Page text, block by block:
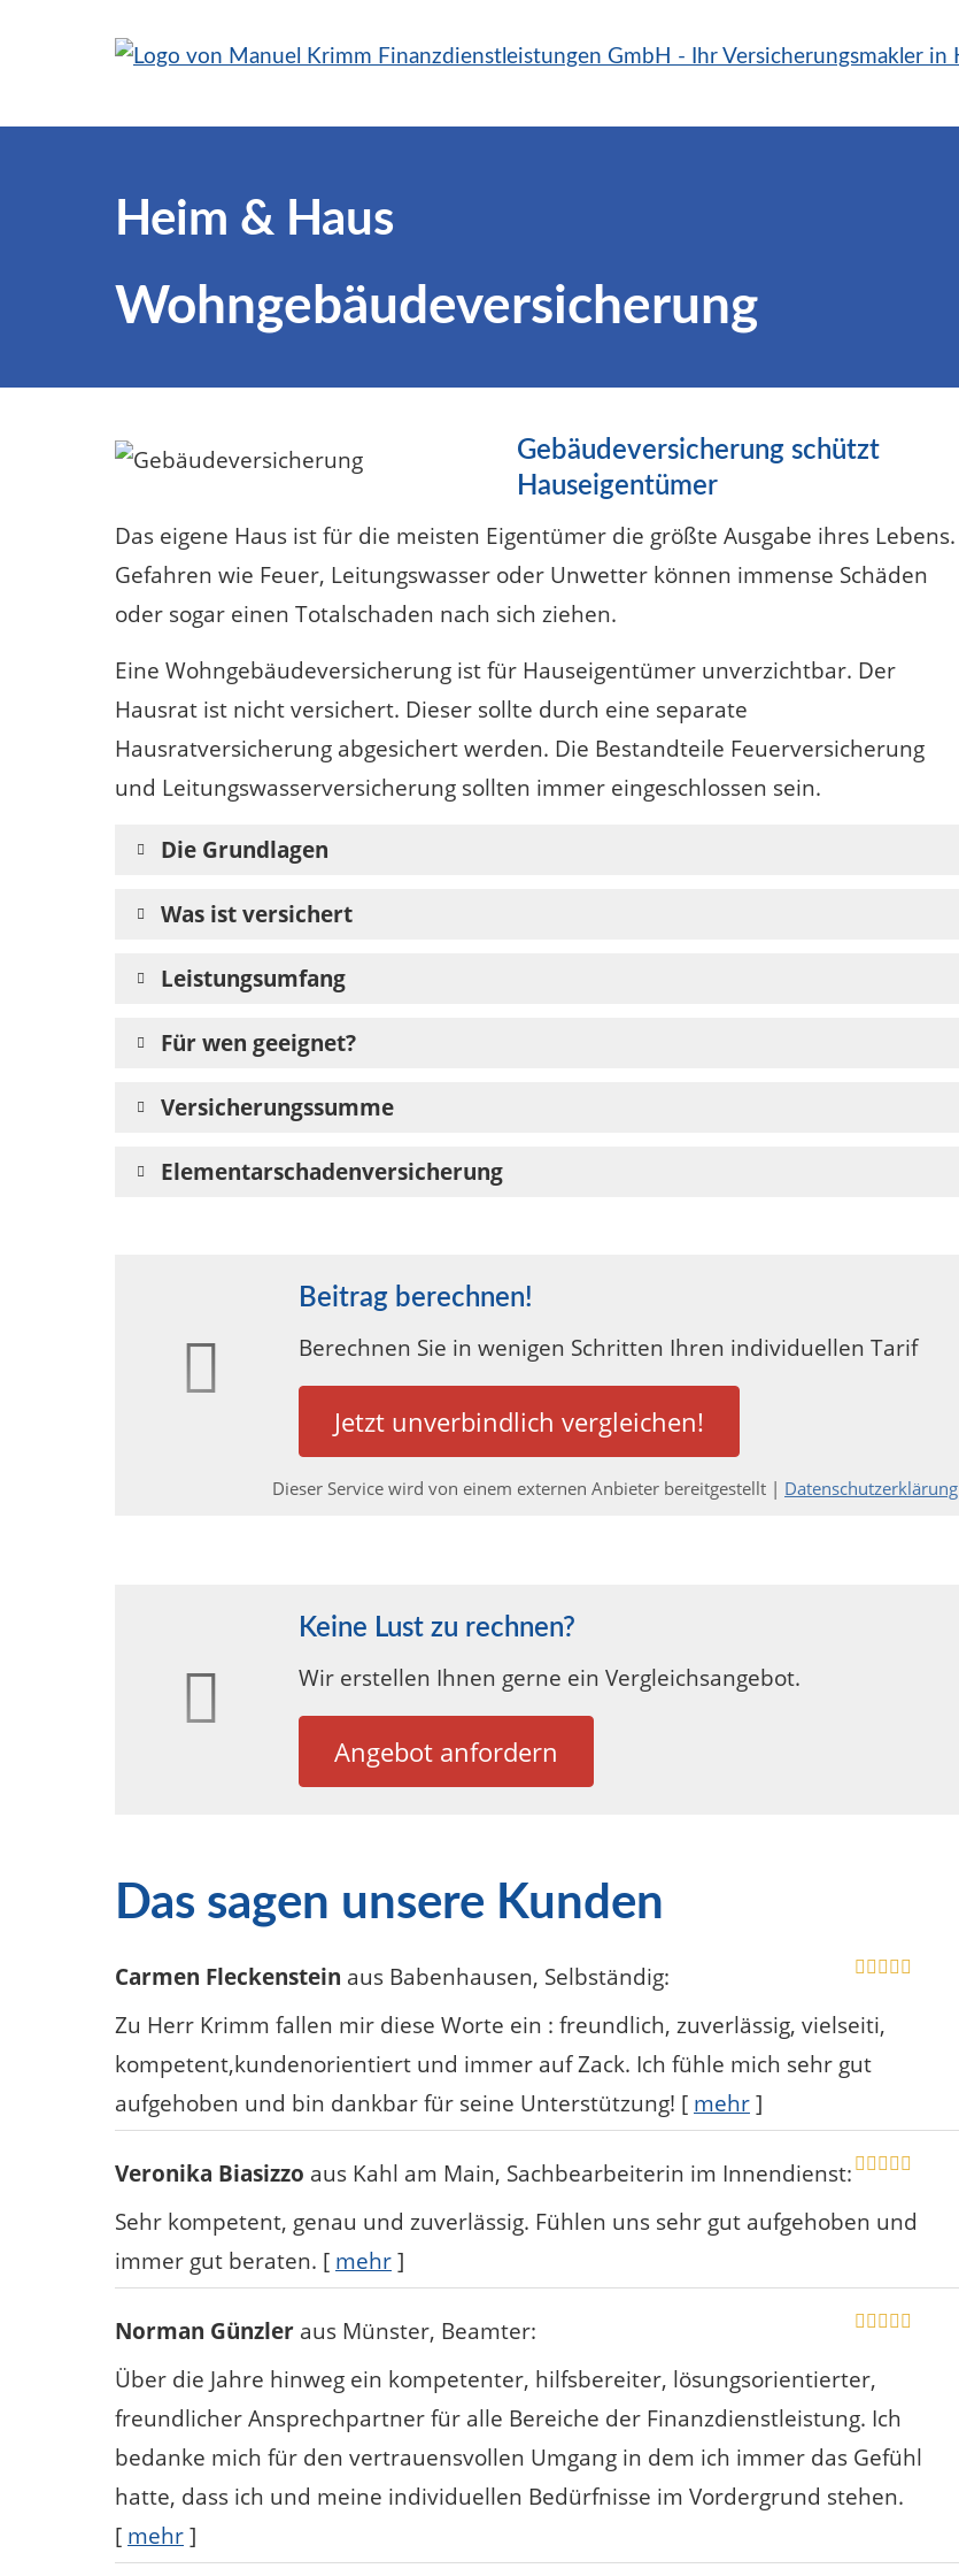
Heim & Haus
Wohngebäudeversicherung
Gebäudeversicherung schützt
Hauseigentümer
Das eigene Haus ist für die meisten Eigentümer die größte Ausgabe ihres Lebens.
Gefahren wie Feuer, Leitungswasser oder Unwetter können immense Schäden
oder sogar einen Totalschaden nach sich ziehen.
Eine Wohngebäudeversicherung ist für Hauseigentümer unverzichtbar. Der
Hausrat ist nicht versichert. Dieser sollte durch eine separate
Hausratversicherung abgesichert werden. Die Bestandteile Feuerversicherung
und Leitungswasserversicherung sollten immer eingeschlossen sein.
Die Grundlagen
Was ist versichert
Leistungsumfang
Für wen geeignet?
Versicherungssumme
Elementarschadenversicherung
Beitrag berechnen!
Berechnen Sie in wenigen Schritten Ihren individuellen Tarif
Jetzt unverbindlich vergleichen!
Dieser Service wird von einem externen Anbieter bereitgestellt | Datenschutzerklärung
Keine Lust zu rechnen?
Wir erstellen Ihnen gerne ein Vergleichsangebot.
Angebot anfordern
Das sagen unsere Kunden
Carmen Fleckenstein aus Babenhausen, Selbständig:
Zu Herr Krimm fallen mir diese Worte ein : freundlich, zuverlässig, vielseiti,
kompetent,kundenorientiert und immer auf Zack. Ich fühle mich sehr gut
aufgehoben und bin dankbar für seine Unterstützung! [ mehr]
Veronika Biasizzo aus Kahl am Main, Sachbearbeiterin im Innendienst:
Sehr kompetent, genau und zuverlässig. Fühlen uns sehr gut aufgehoben und
immer gut beraten. [ mehr]
Norman Günzler aus Münster, Beamter:
Über die Jahre hinweg ein kompetenter, hilfsbereiter, lösungsorientierter,
freundlicher Ansprechpartner für alle Bereiche der Finanzdienstleistung. Ich
bedanke mich für den vertrauensvollen Umgang in dem ich immer das Gefühl
hatte, dass ich und meine individuellen Bedürfnisse im Vordergrund stehen.
[ mehr]